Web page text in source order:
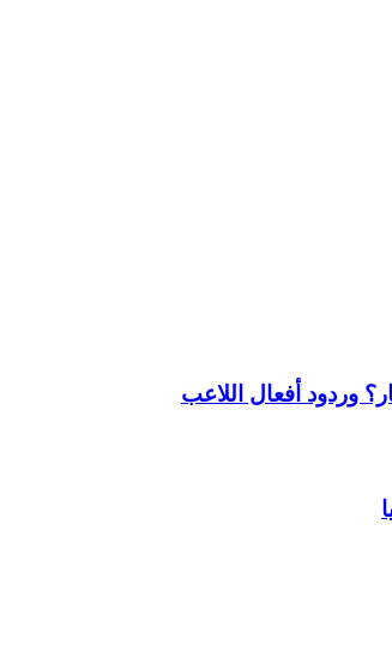
وردود أفعال اللاعب